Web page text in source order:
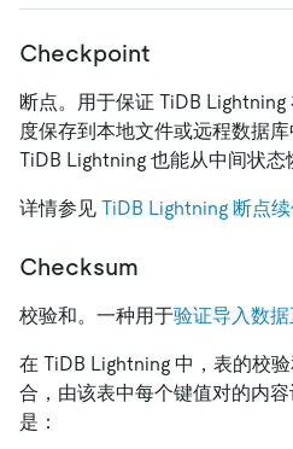
Checkpoint
断点。用于保证 TiDB
度保存到本地文件或远程数据
TiDB Lightning 也能从中间状态
详情参见 TiDB Lightning 断点
Checksum
校验和。一种用于验证导入数
在 TiDB Lightning 中，表的校
合，由该表中每个键值对的内
是：